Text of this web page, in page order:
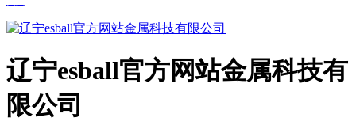
辽宁esball官方网站金属科技有
限公司